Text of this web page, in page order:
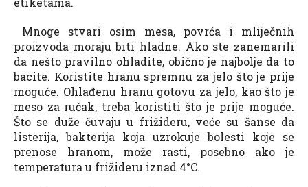
Mnoge stvari osim mesa, povrća i mliječnih
proizvoda moraju biti hladne. Ako ste zanemarili
da nešto pravilno ohladite, obično je najbolje da to
bacite. Koristite hranu spremnu za jelo što je prije
moguće. Ohlađenu hranu gotovu za jelo, kao što je
meso za ručak, treba koristiti što je prije moguće.
Što se duže čuvaju u frižideru, veće su šanse da
listerija, bakterija koja uzrokuje bolesti koje se
prenose hranom, može rasti, posebno ako je
temperatura u frižideru iznad 4°C.